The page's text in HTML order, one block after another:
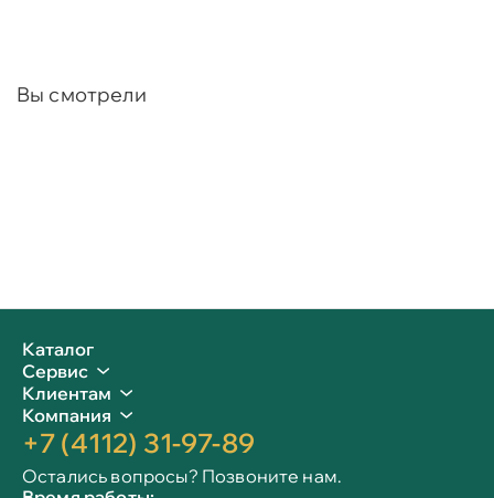
Вы смотрели
Каталог
Сервис
Клиентам
Компания
+7 (4112) 31-97-89
Остались вопросы? Позвоните нам.